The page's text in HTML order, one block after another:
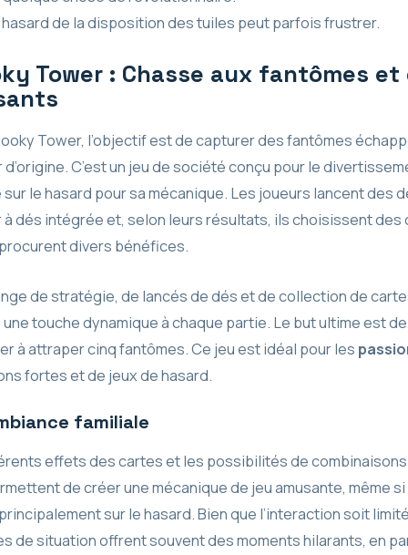
de la disposition des tuiles peut parfois frustrer.
Tower : Chasse aux fantômes et
Tower, l’objectif est de capturer des fantômes
C’est un jeu de société conçu pour le
sur le hasard pour sa mécanique. Les joueurs lancent des
à dés intégrée et, selon leurs résultats, ils choisissent des
divers bénéfices.
de stratégie, de lancés de dés et de collection de
touche dynamique à chaque partie. Le but ultime est
à attraper cinq fantômes. Ce jeu est idéal pour les
fortes et de jeux de hasard.
familiale
effets des cartes et les possibilités de
de créer une mécanique de jeu amusante, même
sur le hasard. Bien que l’interaction soit
de situation offrent souvent des moments hilarants, en